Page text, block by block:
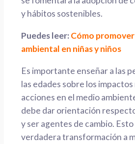
y hábitos sostenibles.
Puedes leer:Cómo
ambiental en niñas y niños
Es importante enseñar a las
las edades sobre los
acciones en el medio
debe dar orientación
y ser agentes de cambio.
verdadera transformación a